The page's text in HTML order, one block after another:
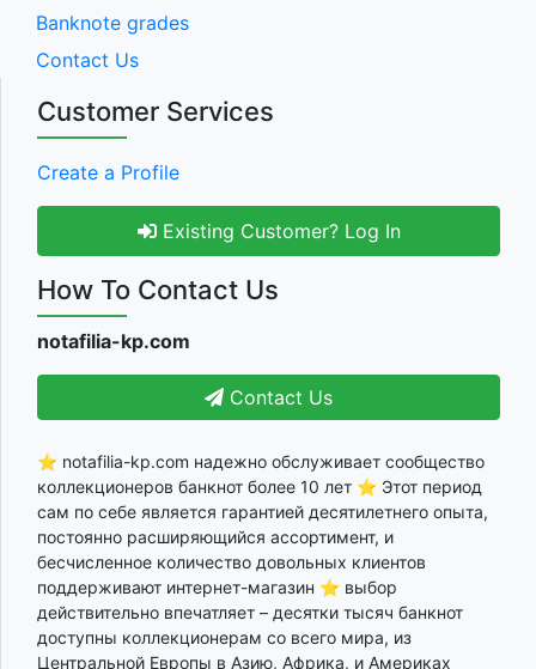
Banknote grades
Contact Us
Customer Services
Create a Profile
Existing Customer? Log In
How To Contact Us
notafilia-kp.com
Contact Us
⭐ notafilia-kp.com надежно обслуживает сообщество
коллекционеров банкнот более 10 лет ⭐ Этот период
сам по себе является гарантией десятилетнего опыта,
постоянно расширяющийся ассортимент, и
бесчисленное количество довольных клиентов
поддерживают интернет-магазин ⭐ выбор
действительно впечатляет – десятки тысяч банкнот
доступны коллекционерам со всего мира, из
Центральной Европы в Азию, Африка, и Америках